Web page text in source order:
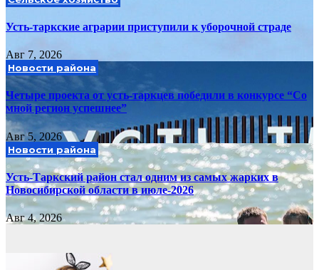
Усть-таркские аграрии приступили к уборочной страде
Авг 7, 2026
Новости района
Четыре проекта от усть-таркцев победили в конкурсе “Со
мной регион успешнее”
Авг 5, 2026
Новости района
Усть-Таркский район стал одним из самых жарких в
Новосибирской области в июле-2026
Авг 4, 2026